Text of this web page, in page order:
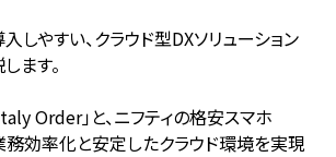
しやすい、クラウド型DXソリューション
ます。
Order」と、ニフティの格安スマホ
務効率化と安定したクラウド環境を実現